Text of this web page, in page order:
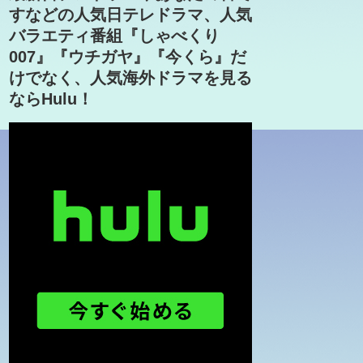
すなどの人気日テレドラマ、人気
バラエティ番組『しゃべくり
007』『ウチガヤ』『今くら』だ
けでなく、人気海外ドラマを見る
ならHulu！